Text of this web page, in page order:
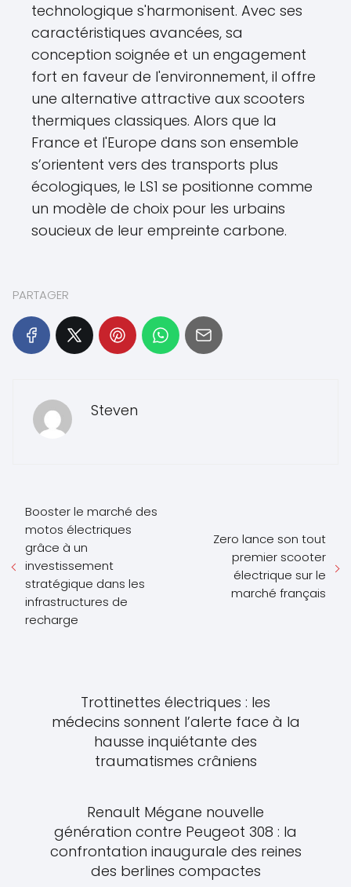
technologique s'harmonisent. Avec ses
caractéristiques avancées, sa
conception soignée et un engagement
fort en faveur de l'environnement, il offre
une alternative attractive aux scooters
thermiques classiques. Alors que la
France et l'Europe dans son ensemble
s’orientent vers des transports plus
écologiques, le LS1 se positionne comme
un modèle de choix pour les urbains
soucieux de leur empreinte carbone.
PARTAGER
Steven
Booster le marché des
motos électriques
grâce à un
investissement
stratégique dans les
infrastructures de
recharge
Zero lance son tout
premier scooter
électrique sur le
marché français
Trottinettes électriques : les
médecins sonnent l’alerte face à la
hausse inquiétante des
traumatismes crâniens
Renault Mégane nouvelle
génération contre Peugeot 308 : la
confrontation inaugurale des reines
des berlines compactes